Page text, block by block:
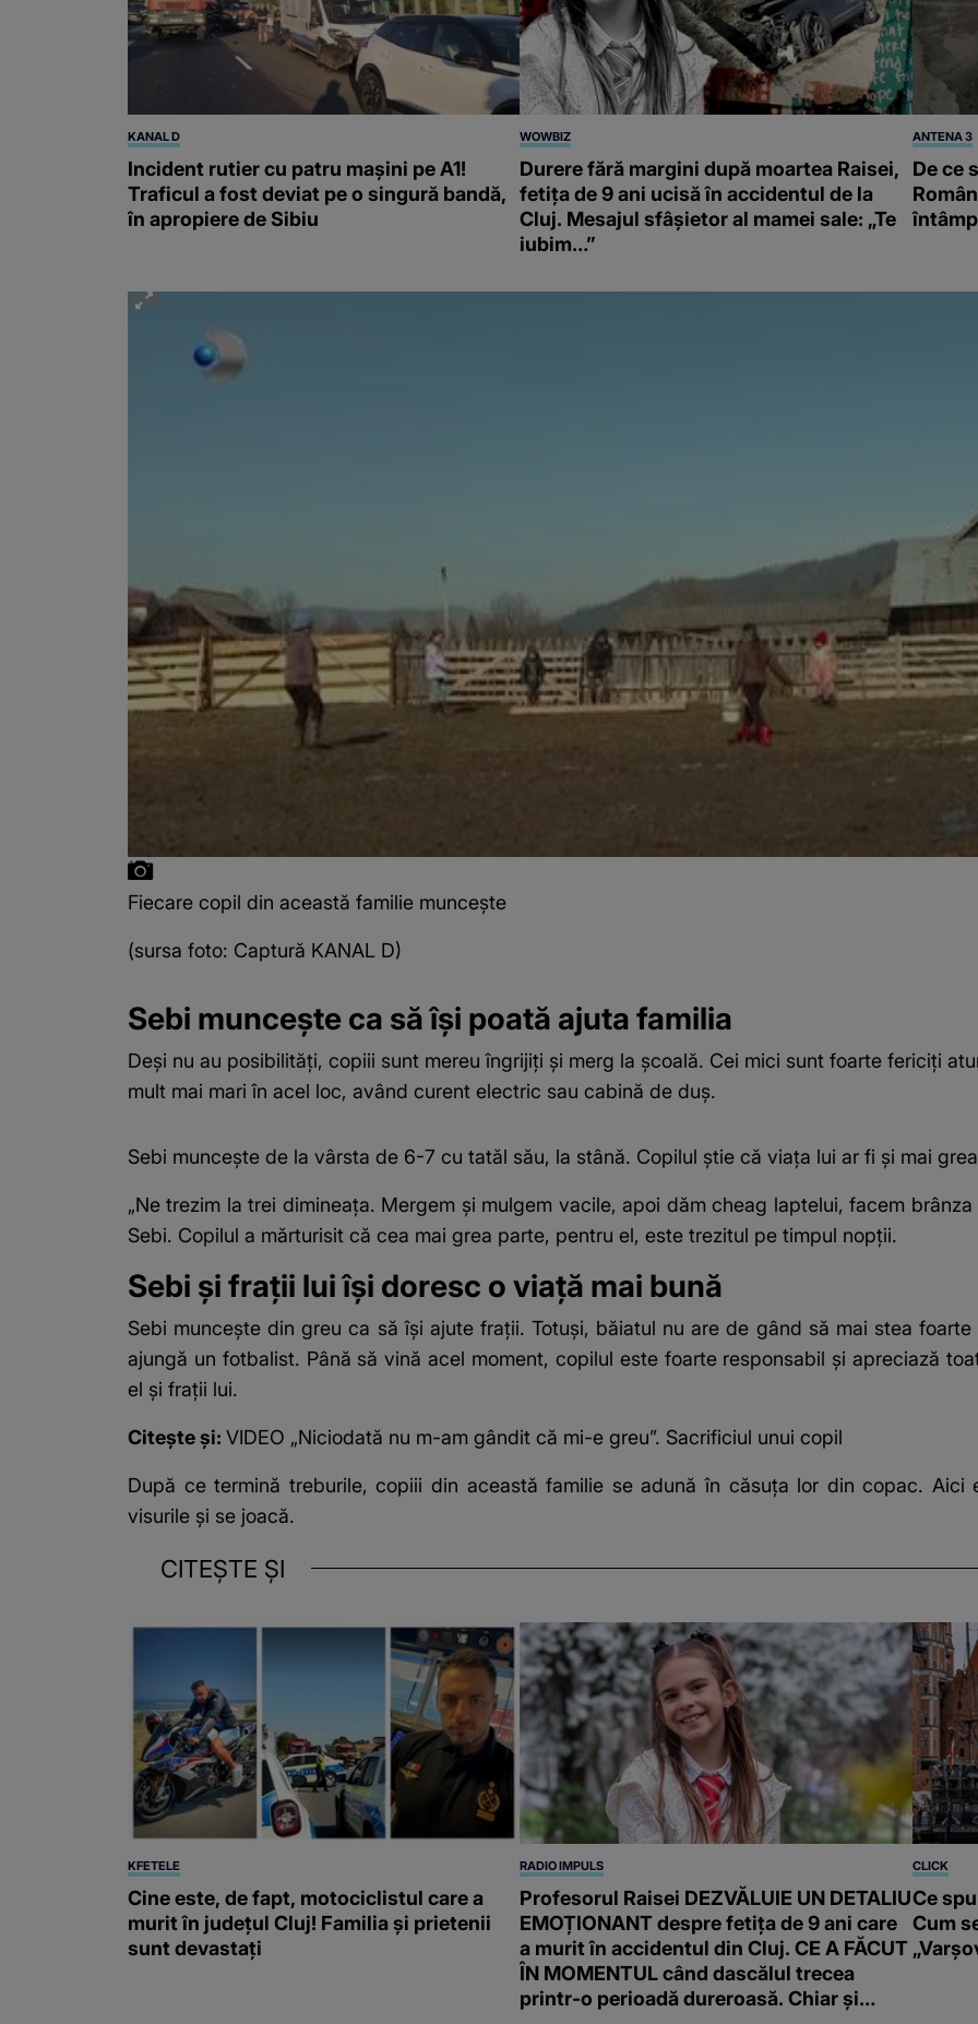
KANAL D
Incident rutier cu patru mașini pe A1!
Traficul a fost deviat pe o singură bandă,
în apropiere de Sibiu
WOWBIZ
Durere fără margini după moartea Raisei,
fetița de 9 ani ucisă în accidentul de la
Cluj. Mesajul sfâșietor al mamei sale: „Te
iubim…”
ANTENA 3
De ce
Fiecare copil din această familie muncește
(sursa foto: Captură KANAL D)
Sebi muncește ca să își poată ajuta familia
Deși nu au posibilități, copiii sunt mereu îngrijiți și merg la școală. Cei mici sunt foarte fericiți
mult mai mari în acel loc, având curent electric sau cabină de duș.
Sebi muncește de la vârsta de 6-7 cu tatăl său, la stână. Copilul știe că viața lui ar fi și mai
„Ne trezim la trei dimineața. Mergem și mulgem vacile, apoi dăm cheag laptelui, facem
Sebi. Copilul a mărturisit că cea mai grea parte, pentru el, este trezitul pe timpul nopții.
Sebi și frații lui își doresc o viață mai bună
Sebi muncește din greu ca să își ajute frații. Totuși, băiatul nu are de gând să mai stea
ajungă un fotbalist. Până să vină acel moment, copilul este foarte responsabil și apreciază
el și frații lui.
Citește și: VIDEO „Niciodată nu m-am gândit că mi-e greu”. Sacrificiul unui copil
După ce termină treburile, copiii din această familie se adună în căsuța lor din copac.
visurile și se joacă.
CITEȘTE ȘI
KFETELE
Cine este, de fapt, motociclistul care a
murit în județul Cluj! Familia și prietenii
sunt devastați
RADIO IMPULS
Profesorul Raisei DEZVĂLUIE UN DETALIU
EMOȚIONANT despre fetița de 9 ani care
a murit în accidentul din Cluj. CE A FĂCUT
ÎN MOMENTUL când dascălul trecea
printr-o perioadă dureroasă. Chiar și
CLICK
Ce
Cum